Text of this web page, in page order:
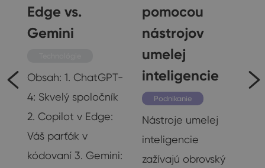
Edge vs.
Gemini
Obsah: 1. ChatGPT-
4: Skvelý spoločník
2. Copilot v Edge:
Váš parťák v
kódovaní 3. Gemini:
pomocou
nástrojov
umelej
inteligencie
Podnikanie
Nástroje umelej
inteligencie
zažívajú obrovský